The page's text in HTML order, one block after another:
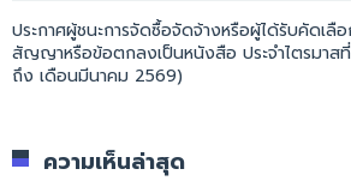
ประกาศผู้ชนะการจัดซื้อจัดจ้างหรือผู้ได้รับคัดเลื
สัญญาหรือข้อตกลงเป็นหนังสือ ประจำไตรมาส
ถึง เดือนมีนาคม 2569)
ความเห็นล่าสุด